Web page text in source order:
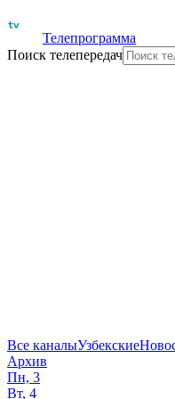
Телепрограмма
Поиск телепередач
Все каналыУзбекские
Архив
Пн, 3
Вт, 4